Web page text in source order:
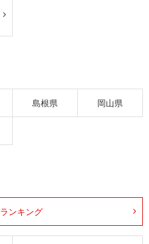
島根県 岡山県
ランキング